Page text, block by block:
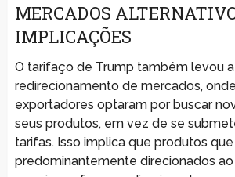
MERCADOS
IMPLICAÇÕES
O tarifaço de Trump também levou
redirecionamento de mercados,
exportadores optaram por buscar
seus produtos, em vez de se
tarifas. Isso implica que produtos
predominantemente direcionados